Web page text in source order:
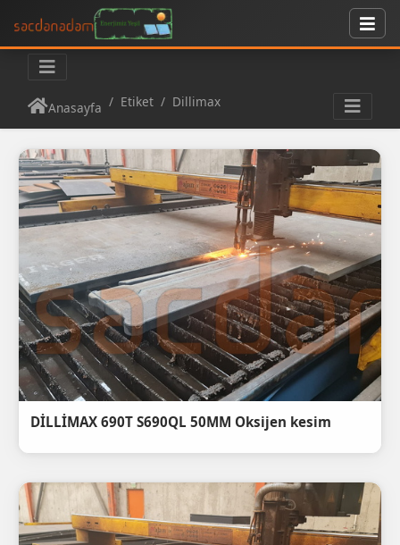
Anasayfa Etiket Dillimax
DİLLİMAX 690T S690QL 50MM Oksijen kesim